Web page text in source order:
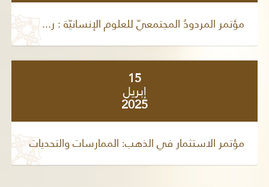
مؤتمر المردودُ المجتمعيّ للعلوم الإنسانيّة : ر...
15
إبريل
2025
مؤتمر الاستثمار في الذهب: الممارسات والتحديات